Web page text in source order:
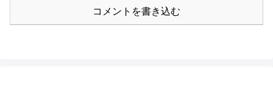
コメントを書き込む